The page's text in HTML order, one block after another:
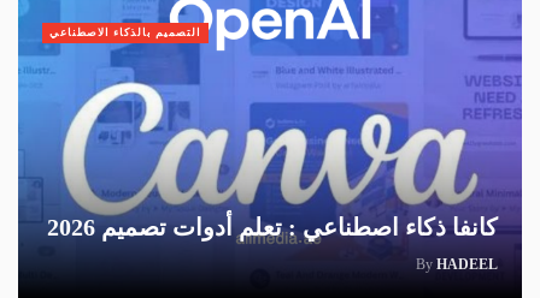
كانفا ذكاء اصطناعي : تعلم أدوات تصميم 2026
By HADEEL
التصميم بالذكاء الاصطناعي